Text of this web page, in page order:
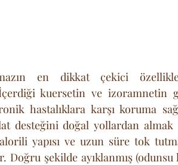
kuersetin ve izoramnetin
hastalıklara karşı koruma
desteğini doğal yollardan almak
yapısı ve uzun süre tok
şekilde ayıklanmış (odunsu